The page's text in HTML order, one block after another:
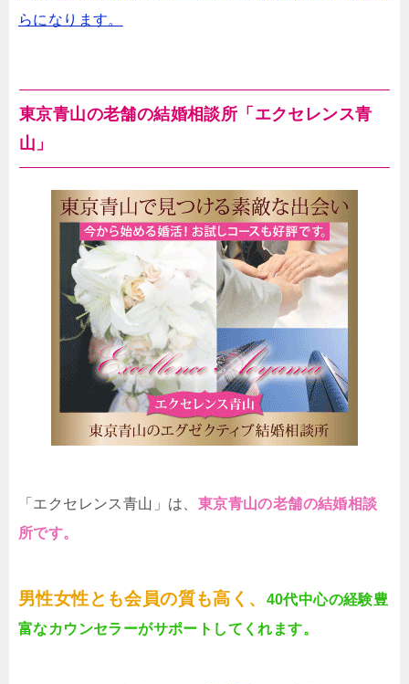
らになります。
東京青山の老舗の結婚相談所「エクセレンス青
山」
「エクセレンス青山」は、 東京青山の老舗の結婚相談
所です。
男性女性とも会員の質も高く、
40代中心の経験豊
富なカウンセラーがサポートしてくれます。